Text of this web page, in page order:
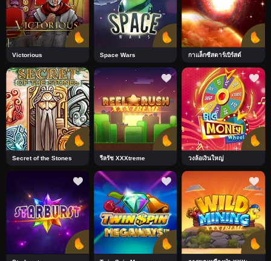
Victorious Space Wars กาแล็กซีสตาร์เบิร์สต์
Secret of the Stones รีลรัช XXXtreme วงล้อเงินใหญ่